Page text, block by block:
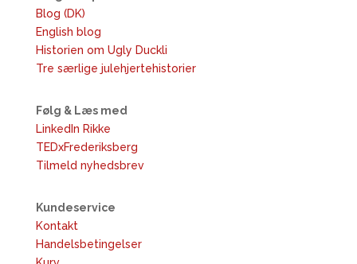
Blog (DK)
English blog
Historien om Ugly Duckli
Tre særlige julehjertehistorier
Følg & Læs med
LinkedIn Rikke
TEDxFrederiksberg
Tilmeld nyhedsbrev
Kundeservice
Kontakt
Handelsbetingelser